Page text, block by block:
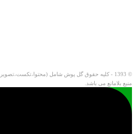
© 1393 - کلیه حقوق گل پوش شامل
منبع بلامانع می باشد.